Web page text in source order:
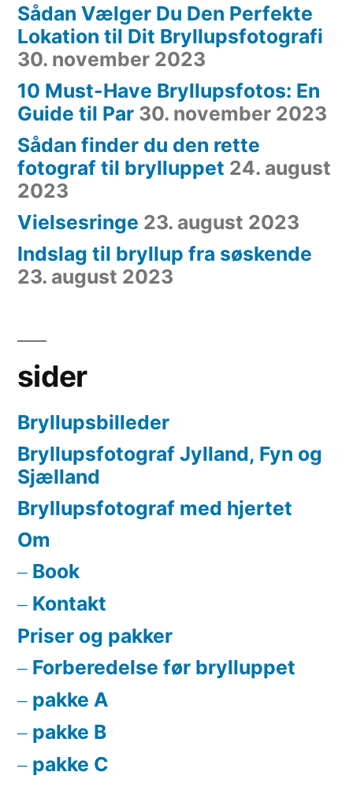
Sådan Vælger Du Den Perfekte
Lokation til Dit Bryllupsfotografi
30. november 2023
10 Must-Have Bryllupsfotos: En
Guide til Par 30. november 2023
Sådan finder du den rette
fotograf til brylluppet 24. august
2023
Vielsesringe 23. august 2023
Indslag til bryllup fra søskende
23. august 2023
sider
Bryllupsbilleder
Bryllupsfotograf Jylland, Fyn og
Sjælland
Bryllupsfotograf med hjertet
Om
Book
Kontakt
Priser og pakker
Forberedelse før brylluppet
pakke A
pakke B
pakke C